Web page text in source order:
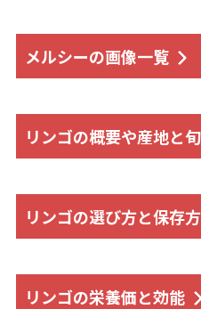
メルシーの画像一覧
リンゴの概要や産地と旬
リンゴの選び方と保存
リンゴの栄養価と効能